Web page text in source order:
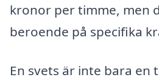
kronor per timme, men
beroende på specifika
En svets är inte bara en